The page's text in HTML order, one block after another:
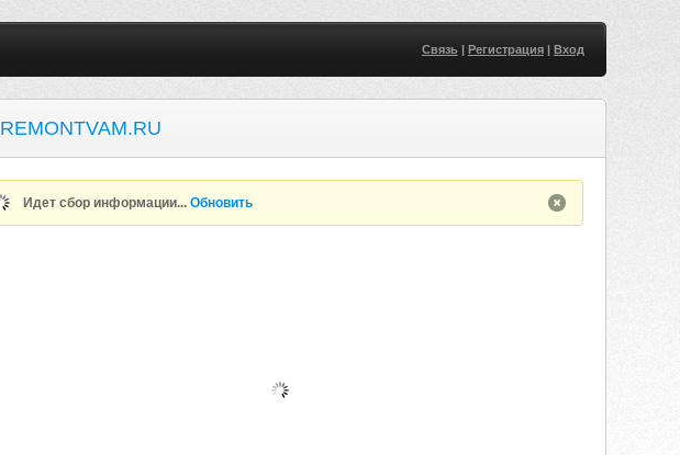
Связь| Регистрация| Вход
REMONTVAM.RU
Идет сбор информации...Обновить